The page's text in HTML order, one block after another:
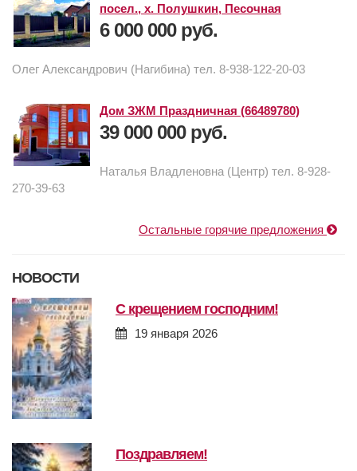
посел., х. Полушкин, Песочная
6 000 000 руб.
Олег Александрович (Нагибина) тел. 8-938-122-20-03
Дом ЗЖМ Праздничная (66489780)
39 000 000 руб.
Наталья Владленовна (Центр) тел. 8-928-
270-39-63
Остальные горячие предложения
НОВОСТИ
с крещением господним!
19 января 2026
поздравляем!